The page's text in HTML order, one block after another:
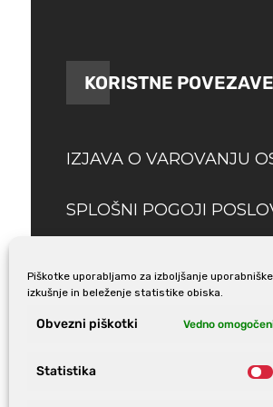
Piškotke uporabljamo za izboljšanje uporabniške
izkušnje in beleženje statistike obiska.
Obvezni piškotki Vedno
Statistika
KORISTNE POVEZAVE
IZJAVA O VAROVANJU
SPLOŠNI POGOJI